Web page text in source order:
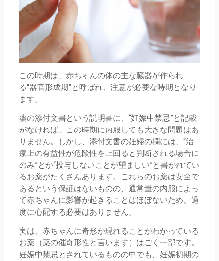
この時期は、赤ちゃんの体の主な臓器が作られ
る“器官形成期”と呼ばれ、注意が必要な時期となり
ます。
薬の添付文書という説明書に、“妊娠中禁忌”と記載
がなければ、この時期に内服しても大きな問題はあ
りません。しかし、添付文書の妊婦の欄には、“治
療上の有益性が危険性を上回ると判断される場合に
のみ”とか“投与しないことが望ましい”と書かれてい
るお薬がたくさんあります。これらのお薬は安全で
あるという保証はないものの、通常量の内服によっ
て赤ちゃんに影響が起きることはほぼないため、過
度に心配する必要はありません。
実は、赤ちゃんに奇形が現れることがわかっている
お薬（薬の催奇形性と言います）はごく一部です。
妊娠中禁忌とされているものの中でも、妊娠初期の